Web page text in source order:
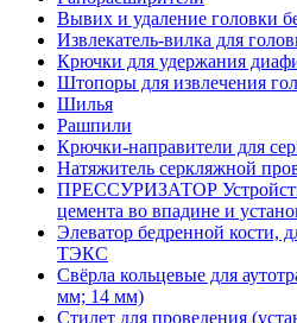
Вывих и удаление головки
Извлекатель-вилка для
Крючки для удержания
Штопоры для извлечения
Шилья
Рашпили
Крючки-направители для
Натяжитель серкляжной
ПРЕССУРИЗАТОР
цемента во впадине и
Элеватор бедренной кости,
ТЭКС
Свёрла кольцевые для
мм; 14 мм)
Стилет для проведения